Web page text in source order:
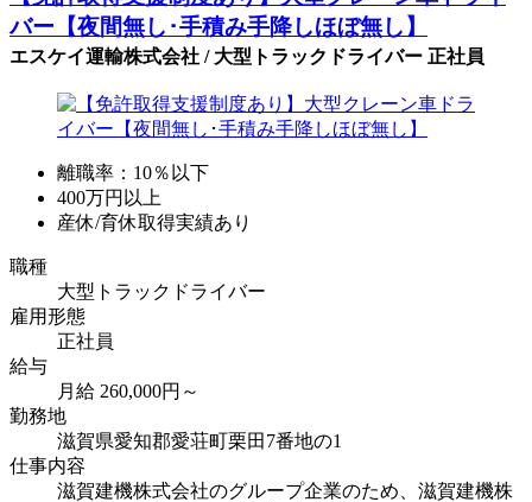
バー【夜間無し･手積み手降しほぼ無し】
エスケイ運輸株式会社 / 大型トラックドライバー 正社員
離職率：10％以下
400万円以上
産休/育休取得実績あり
職種
大型トラックドライバー
雇用形態
正社員
給与
月給 260,000円～
勤務地
滋賀県愛知郡愛荘町栗田7番地の1
仕事内容
滋賀建機株式会社のグループ企業のため、滋賀建機株